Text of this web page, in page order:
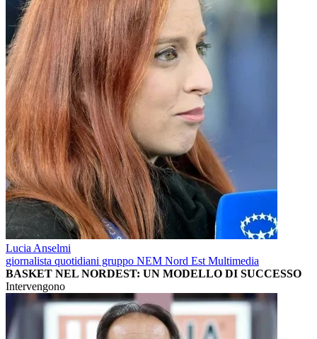
Lucia Anselmi
giornalista quotidiani gruppo NEM Nord Est Multimedia
BASKET NEL NORDEST: UN MODELLO DI SUCCESSO
Intervengono